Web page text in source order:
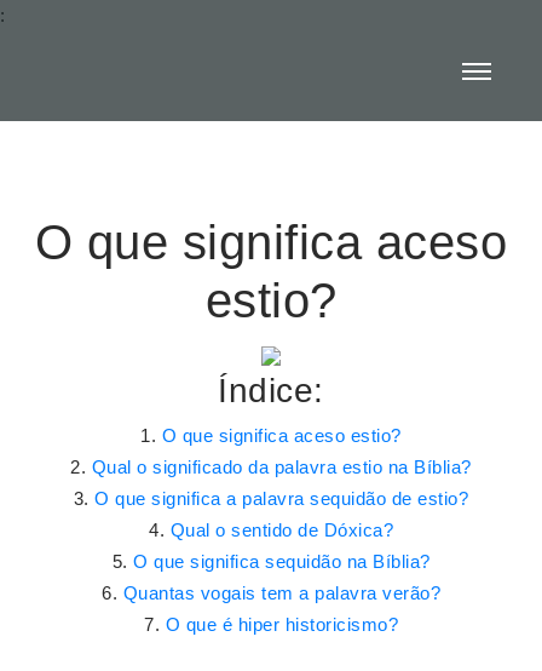
:
O que significa aceso
estio?
Índice:
O que significa aceso estio?
Qual o significado da palavra estio na Bíblia?
O que significa a palavra sequidão de estio?
Qual o sentido de Dóxica?
O que significa sequidão na Bíblia?
Quantas vogais tem a palavra verão?
O que é hiper historicismo?